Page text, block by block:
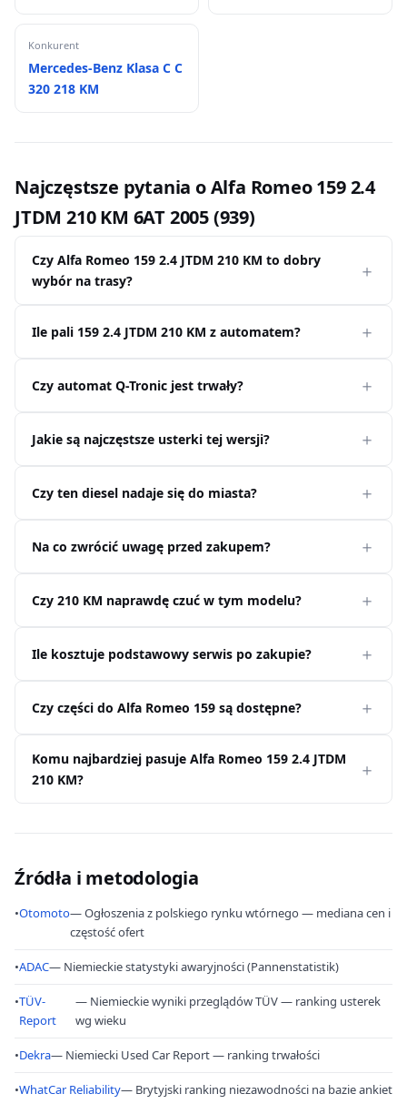
Konkurent
Mercedes-Benz Klasa C C
320 218 KM
Najczęstsze pytania o Alfa Romeo 159 2.4
JTDM 210 KM 6AT 2005 (939)
Czy Alfa Romeo 159 2.4 JTDM 210 KM to dobry
wybór na trasy?
Ile pali 159 2.4 JTDM 210 KM z automatem?
Czy automat Q-Tronic jest trwały?
Jakie są najczęstsze usterki tej wersji?
Czy ten diesel nadaje się do miasta?
Na co zwrócić uwagę przed zakupem?
Czy 210 KM naprawdę czuć w tym modelu?
Ile kosztuje podstawowy serwis po zakupie?
Czy części do Alfa Romeo 159 są dostępne?
Komu najbardziej pasuje Alfa Romeo 159 2.4 JTDM
210 KM?
Źródła i metodologia
•Otomoto— Ogłoszenia z polskiego rynku wtórnego — mediana cen i
częstość ofert
•ADAC— Niemieckie statystyki awaryjności (Pannenstatistik)
•TÜV-
Report
— Niemieckie wyniki przeglądów TÜV — ranking usterek
wg wieku
•Dekra— Niemiecki Used Car Report — ranking trwałości
•WhatCar Reliability— Brytyjski ranking niezawodności na bazie ankiet